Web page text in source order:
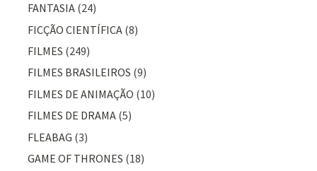
FANTASIA (24)
FICÇÃO CIENTÍFICA (8)
FILMES (249)
FILMES BRASILEIROS (9)
FILMES DE ANIMAÇÃO (10)
FILMES DE DRAMA (5)
FLEABAG (3)
GAME OF THRONES (18)